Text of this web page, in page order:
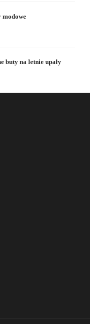
modowe
buty na letnie upały